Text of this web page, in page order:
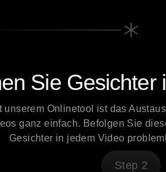
Sie Gesichter
unserem Onlinetool ist das
ganz einfach. Befolgen Sie
Gesichter in jedem Video
Step 2